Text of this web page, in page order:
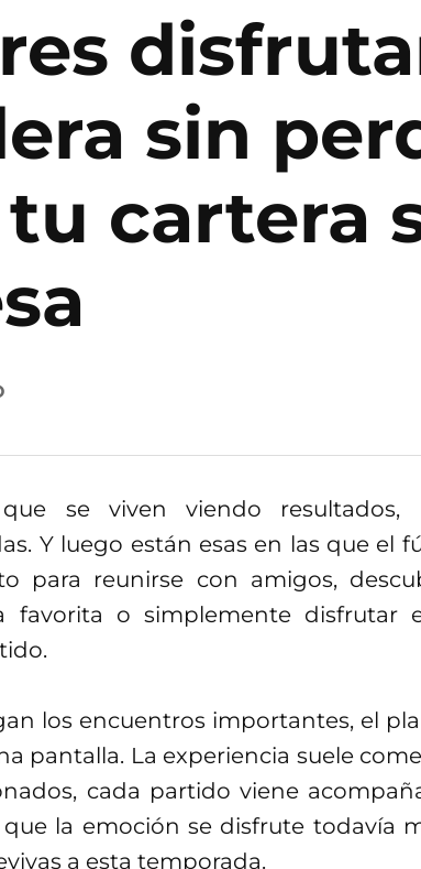
sin
cartera
se viven viendo resultados,
Y luego están esas en las que el
para reunirse con amigos,
favorita o simplemente disfrutar
los encuentros importantes, el
pantalla. La experiencia suele
cada partido viene
la emoción se disfrute todavía
a esta temporada.